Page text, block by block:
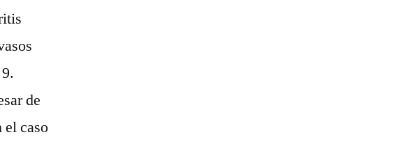
de
el caso